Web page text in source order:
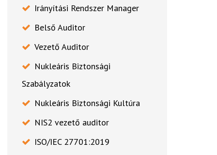
Irányítási Rendszer Manager
Belső Auditor
Vezető Auditor
Nukleáris Biztonsági
Szabályzatok
Nukleáris Biztonsági Kultúra
NIS2 vezető auditor
ISO/IEC 27701:2019